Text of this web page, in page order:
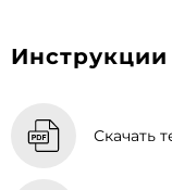
Скачать